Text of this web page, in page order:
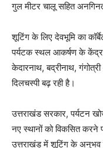
गुल मीटर चालू सहित
शूटिंग के लिए देवभूमि का
पर्यटक स्थल आकर्षण के केंद्र
केदारनाथ, बद्रीनाथ,
दिलचस्पी बढ़ रही है।
उत्तराखंड सरकार, पर्यटन
नए स्थानों को विकसित
उत्तराखंड में शूटिंग के अनुभव